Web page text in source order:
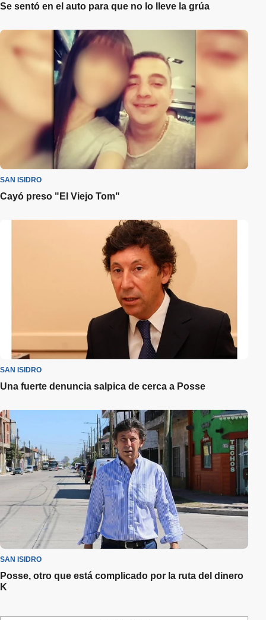
Se sentó en el auto para que no lo lleve la grúa
SAN ISIDRO
Cayó preso "El Viejo Tom"
SAN ISIDRO
Una fuerte denuncia salpica de cerca a Posse
SAN ISIDRO
Posse, otro que está complicado por la ruta del dinero
K